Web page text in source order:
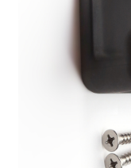
Min konto
Træk dig ud af